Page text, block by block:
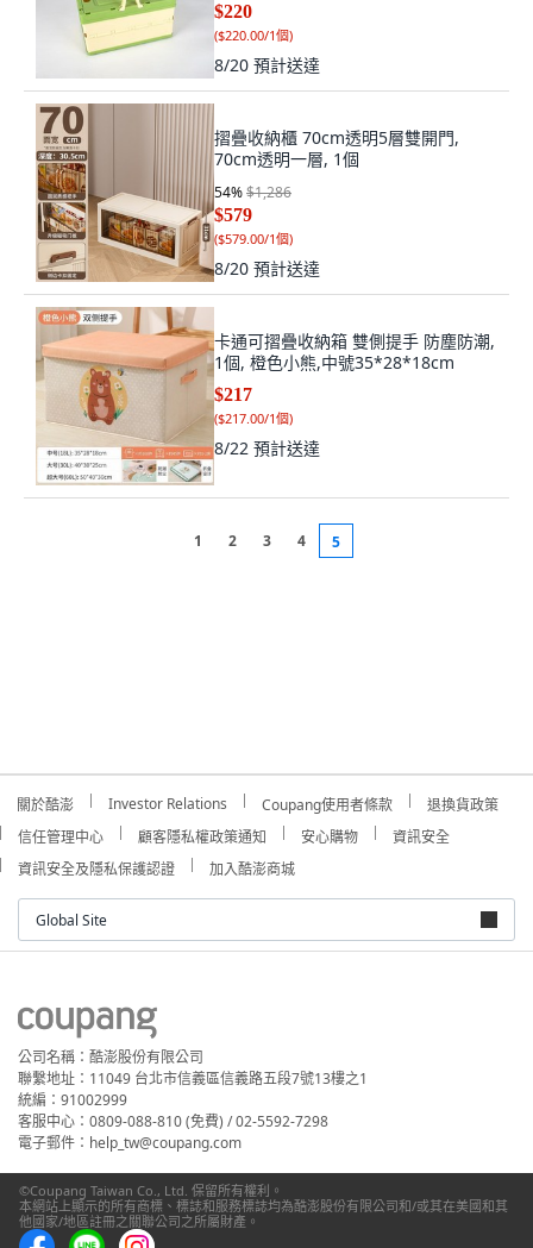
$220
($220.00/1個)
8/20 預計送達
摺疊收納櫃 70cm透明5層雙開門,
70cm透明一層, 1個
54%$1,286
$579
($579.00/1個)
8/20 預計送達
卡通可摺疊收納箱 雙側提手 防塵防潮,
1個, 橙色小熊,中號35*28*18cm
$217
($217.00/1個)
8/22 預計送達
1 2 3 4 5
關於酷澎 Investor Relations Coupang使用者條款
退換貨政策
信任管理中心
顧客隱私權政策通知 安心購物
資訊安全
資訊安全及隱私保護認證
加入酷澎商城
Global Site
公司名稱：酷澎股份有限公司
聯繫地址：11049 台北市信義區信義路五段7號13樓之1
統編：91002999
客服中心：0809-088-810 (免費) / 02-5592-7298
電子郵件：help_tw@coupang.com
©Coupang Taiwan Co., Ltd. 保留所有權利。
本網站上顯示的所有商標、標誌和服務標誌均為酷澎股份有限公司和/或其在美國和其
他國家/地區註冊之關聯公司之所屬財產。